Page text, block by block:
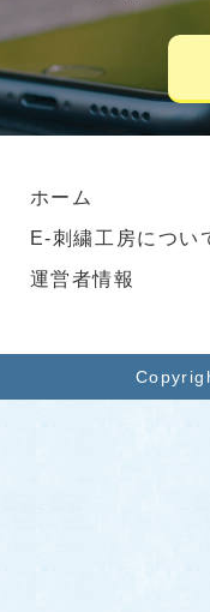
ホーム
E-刺繍工房につい
運営者情報